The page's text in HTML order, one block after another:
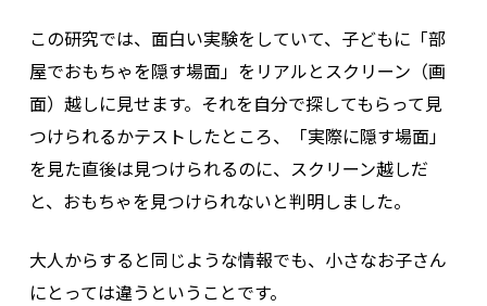
この研究では、面白い実験をしていて、子どもに「部
屋でおもちゃを隠す場面」をリアルとスクリーン（画
面）越しに見せます。それを自分で探してもらって見
つけられるかテストしたところ、「実際に隠す場面」
を見た直後は見つけられるのに、スクリーン越しだ
と、おもちゃを見つけられないと判明しました。
大人からすると同じような情報でも、小さなお子さん
にとっては違うということです。